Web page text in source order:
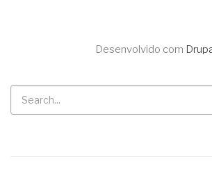
NAVEGAÇÃO
Desenvolvido com